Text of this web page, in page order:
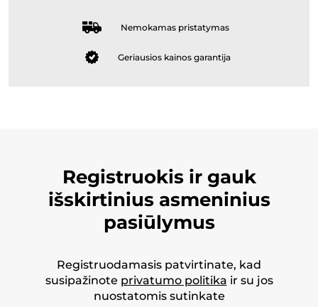
Nemokamas pristatymas
Geriausios kainos garantija
Registruokis ir gauk
išskirtinius asmeninius
pasiūlymus
Registruodamasis patvirtinate, kad
susipažinote privatumo politika ir su jos
nuostatomis sutinkate